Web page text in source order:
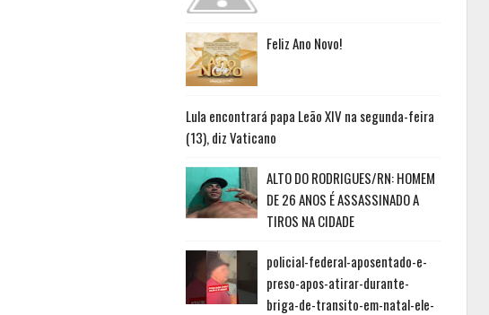
Feliz Ano Novo!
Lula encontrará papa Leão XIV na segunda-feira
(13), diz Vaticano
ALTO DO RODRIGUES/RN: HOMEM
DE 26 ANOS É ASSASSINADO A
TIROS NA CIDADE
policial-federal-aposentado-e-
preso-apos-atirar-durante-
briga-de-transito-em-natal-ele-